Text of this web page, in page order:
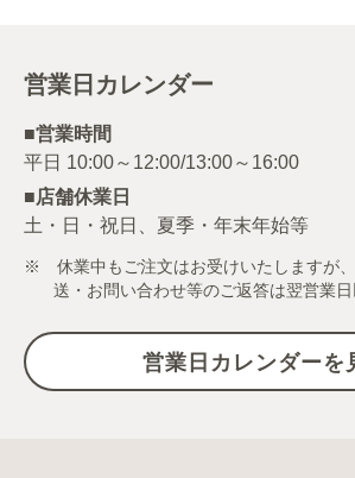
営業日カレンダー
■営業時間
■店舗休業日
土・日・祝日、夏季・年末年始等
※ 休業中もご注文はお受けいたしますが
送・お問い合わせ等のご返答は翌営業日
営業日カレンダーを